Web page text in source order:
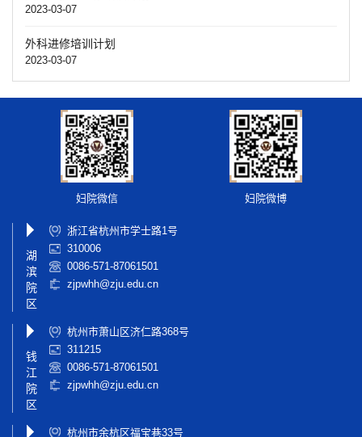
2023-03-07
外科进修培训计划
2023-03-07
妇院微信 妇院微博
湖
滨
院
区
浙江省杭州市学士路1号
310006
0086-571-87061501
zjpwhh@zju.edu.cn
钱
江
院
区
杭州市萧山区济仁路368号
311215
0086-571-87061501
zjpwhh@zju.edu.cn
杭州市余杭区福宝巷33号